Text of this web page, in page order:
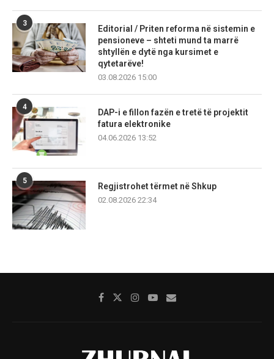
3
Editorial / Priten reforma në sistemin e
pensioneve – shteti mund ta marrë
shtyllën e dytë nga kursimet e
qytetarëve!
03.08.2026 15:00
4
DAP-i e fillon fazën e tretë të projektit
fatura elektronike
04.06.2026 13:52
5
Regjistrohet tërmet në Shkup
02.08.2026 22:34